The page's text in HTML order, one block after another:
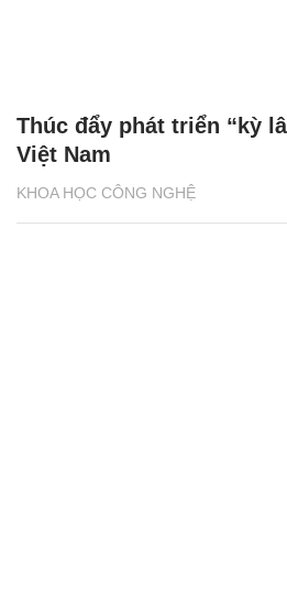
KHOA HỌC CÔNG NGHỆ
Thúc đẩy phát triển “kỳ
Việt Nam